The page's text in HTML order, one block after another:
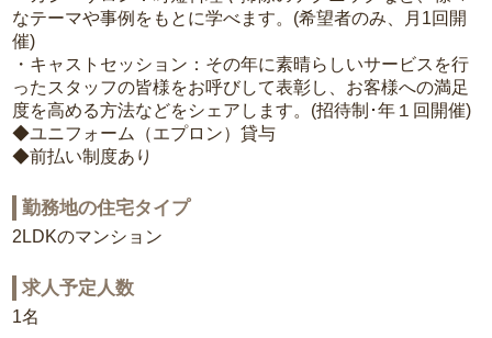
なテーマや事例をもとに学べます。(希望者のみ、月1回開
催)
・キャストセッション：その年に素晴らしいサービスを行
ったスタッフの皆様をお呼びして表彰し、お客様への満足
度を高める方法などをシェアします。(招待制･年１回開催)
◆ユニフォーム（エプロン）貸与
◆前払い制度あり
勤務地の住宅タイプ
2LDKのマンション
求人予定人数
1名